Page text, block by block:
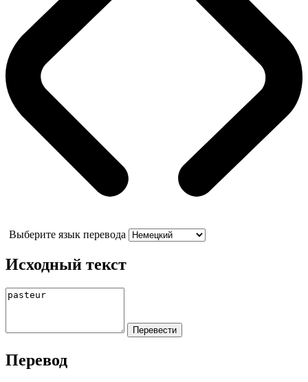
Выберите язык перевода
Исходный текст
Перевод